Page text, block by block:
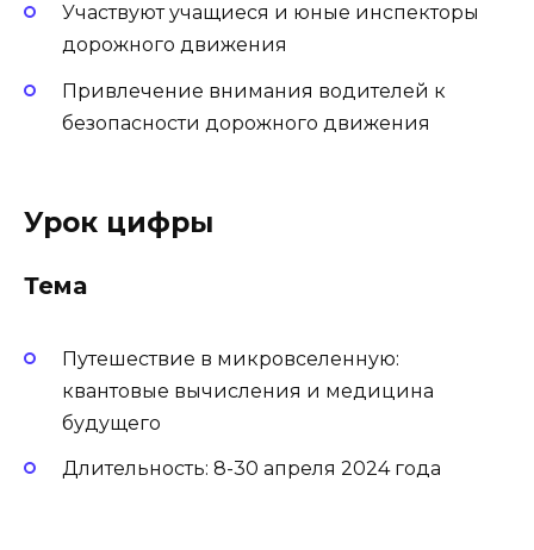
Участвуют учащиеся и юные инспекторы
дорожного движения
Привлечение внимания водителей к
безопасности дорожного движения
Урок цифры
Тема
Путешествие в микровселенную:
квантовые вычисления и медицина
будущего
Длительность: 8-30 апреля 2024 года